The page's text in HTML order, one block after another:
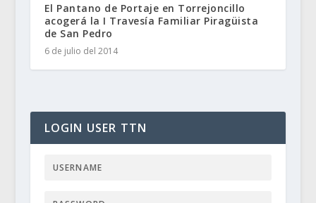
El Pantano de Portaje en Torrejoncillo
acogerá la I Travesía Familiar Piragüista
de San Pedro
6 de julio del 2014
LOGIN USER TTN